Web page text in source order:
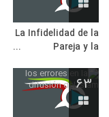
La Infidelidad de la
Pareja y la
۶۳